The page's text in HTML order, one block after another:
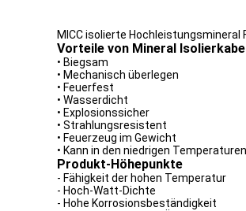
MICC isolierte
Vorteile von Mineral
• Biegsam
• Mechanisch überlegen
• Feuerfest
• Wasserdicht
• Explosionssicher
• Strahlungsresistent
• Feuerzeug im Gewicht
• Kann in den niedrigen
Produkt-Höhepunkte
- Fähigkeit der hohen Temperatur
- Hoch-Watt-Dichte
- Hohe Korrosionsbeständigkeit